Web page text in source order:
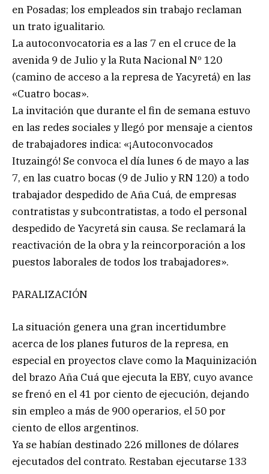
en Posadas; los empleados sin trabajo reclaman
un trato igualitario.
La autoconvocatoria es a las 7 en el cruce de la
avenida 9 de Julio y la Ruta Nacional Nº 120
(camino de acceso a la represa de Yacyretá) en las
«Cuatro bocas».
La invitación que durante el fin de semana estuvo
en las redes sociales y llegó por mensaje a cientos
de trabajadores indica: «¡Autoconvocados
Ituzaingó! Se convoca el día lunes 6 de mayo a las
7, en las cuatro bocas (9 de Julio y RN 120) a todo
trabajador despedido de Aña Cuá, de empresas
contratistas y subcontratistas, a todo el personal
despedido de Yacyretá sin causa. Se reclamará la
reactivación de la obra y la reincorporación a los
puestos laborales de todos los trabajadores».
PARALIZACIÓN
La situación genera una gran incertidumbre
acerca de los planes futuros de la represa, en
especial en proyectos clave como la Maquinización
del brazo Aña Cuá que ejecuta la EBY, cuyo avance
se frenó en el 41 por ciento de ejecución, dejando
sin empleo a más de 900 operarios, el 50 por
ciento de ellos argentinos.
Ya se habían destinado 226 millones de dólares
ejecutados del contrato. Restaban ejecutarse 133